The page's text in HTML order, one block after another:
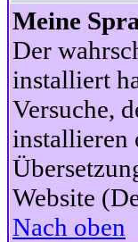
Meine
Der
installiert
Versuche,
installieren
Website
Nach oben